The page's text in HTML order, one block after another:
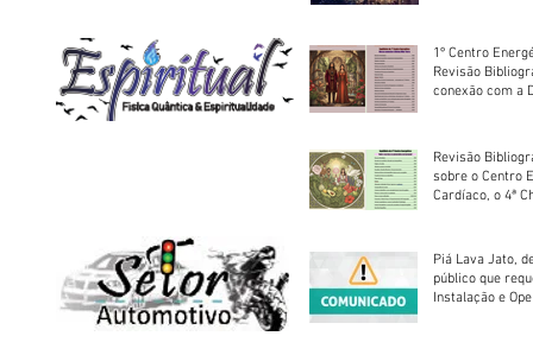
1º Centro
Revisão
conexão com a
Revisão
sobre o Centro
Cardíaco, o 4ª
Piá Lava Jato,
público que
Instalação e